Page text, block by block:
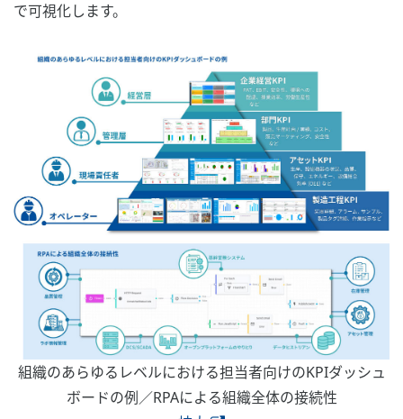
で可視化します。
組織のあらゆるレベルにおける担当者向けのKPIダッシュ
ボードの例／RPAによる組織全体の接続性